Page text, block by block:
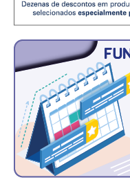
JORNAL DO ENGENHEIRO
AGENDA
SEESP NOTÍCIAS
NOTÍCIAS NO WHATSAPP
FOTOS